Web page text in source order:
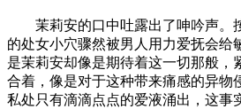
茉莉安的口中吐露出了呻吟声。
的处女小穴骤然被男人用力爱抚会给
是茉莉安却像是期待着这一切那般，
合着，像是对于这种带来痛感的异物
私处只有滴滴点点的爱液涌出，这事